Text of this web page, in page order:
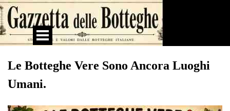
Vai ai contenuti
Salta menù
Le Botteghe Vere Sono Ancora Luoghi
Umani.